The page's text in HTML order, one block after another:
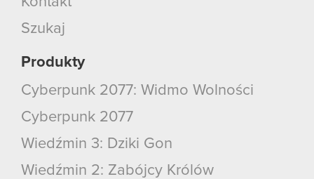
Szukaj
Produkty
Cyberpunk 2077: Widmo Wolności
Cyberpunk 2077
Wiedźmin 3: Dziki Gon
Wiedźmin 2: Zabójcy Królów